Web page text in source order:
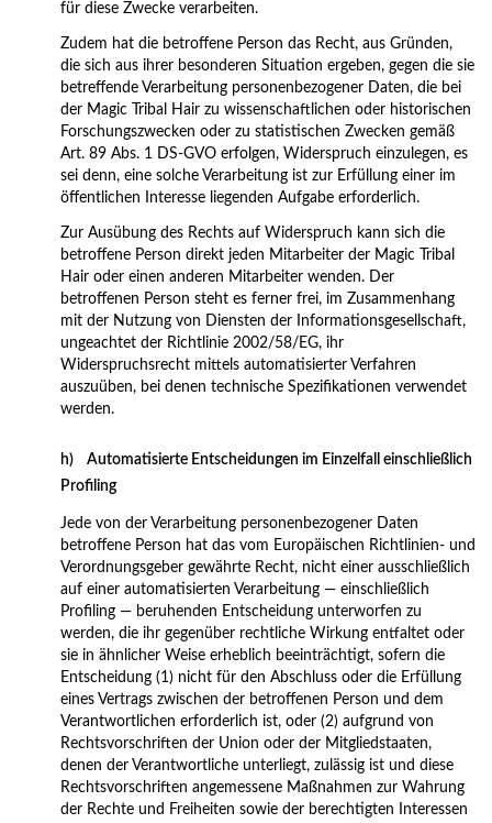
für diese Zwecke verarbeiten.
Zudem hat die betroffene Person das Recht, aus Gründen,
die sich aus ihrer besonderen Situation ergeben, gegen die sie
betreffende Verarbeitung personenbezogener Daten, die bei
der Magic Tribal Hair zu wissenschaftlichen oder historischen
Forschungszwecken oder zu statistischen Zwecken gemäß
Art. 89 Abs. 1 DS-GVO erfolgen, Widerspruch einzulegen, es
sei denn, eine solche Verarbeitung ist zur Erfüllung einer im
öffentlichen Interesse liegenden Aufgabe erforderlich.
Zur Ausübung des Rechts auf Widerspruch kann sich die
betroffene Person direkt jeden Mitarbeiter der Magic Tribal
Hair oder einen anderen Mitarbeiter wenden. Der
betroffenen Person steht es ferner frei, im Zusammenhang
mit der Nutzung von Diensten der Informationsgesellschaft,
ungeachtet der Richtlinie 2002/58/EG, ihr
Widerspruchsrecht mittels automatisierter Verfahren
auszuüben, bei denen technische Spezifikationen verwendet
werden.
h) Automatisierte Entscheidungen im Einzelfall einschließlich
Profiling
Jede von der Verarbeitung personenbezogener Daten
betroffene Person hat das vom Europäischen Richtlinien- und
Verordnungsgeber gewährte Recht, nicht einer ausschließlich
auf einer automatisierten Verarbeitung — einschließlich
Profiling — beruhenden Entscheidung unterworfen zu
werden, die ihr gegenüber rechtliche Wirkung entfaltet oder
sie in ähnlicher Weise erheblich beeinträchtigt, sofern die
Entscheidung (1) nicht für den Abschluss oder die Erfüllung
eines Vertrags zwischen der betroffenen Person und dem
Verantwortlichen erforderlich ist, oder (2) aufgrund von
Rechtsvorschriften der Union oder der Mitgliedstaaten,
denen der Verantwortliche unterliegt, zulässig ist und diese
Rechtsvorschriften angemessene Maßnahmen zur Wahrung
der Rechte und Freiheiten sowie der berechtigten Interessen